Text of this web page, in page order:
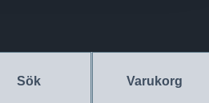
Sök Varukorg